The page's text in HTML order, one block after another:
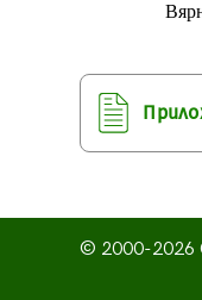
© 2000-2026